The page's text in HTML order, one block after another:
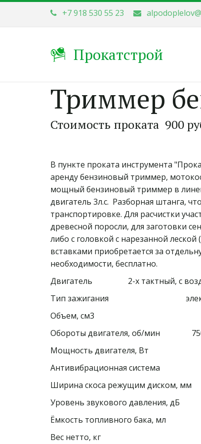
+7 918 530 55 23
Прокатстрой
Триммер
Стоимость проката  900
В пункте проката инструмента
аренду бензиновый триммер,
мощный бензиновый триммер в
двигатель 3л.с.  Разборная штанга,
транспортировке. Для расчистки
древесной поросли, для заготовки
либо с головкой с нарезанной
вставками приобретается за
необходимости, бесплатно.
Двигатель                  2-х тактный, с
Тип зажигания
Объем, см3
Обороты двигателя, об/мин
Мощность двигателя, Вт
Антивибрационная система
Ширина скоса режущим диском, мм
Уровень звукового давления, дБ
Ёмкость топливного бака, мл
Вес нетто, кг